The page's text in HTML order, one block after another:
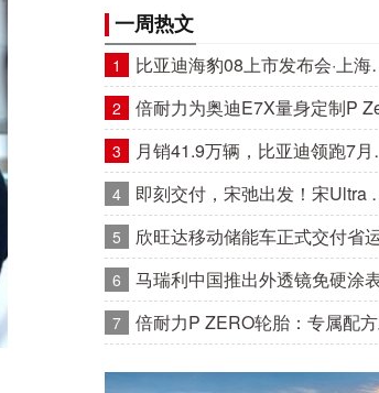
一周热文
1 比亚迪海豹08上市发布会·上
2 倍耐力为奥迪E7X量身定制P
3 月销41.9万辆，比亚迪领跑7
4 即刻交付，宋弛出发！宋Ultra
5 欣旺达移动储能车正式交付省
6 马瑞利中国推出外透镜免硬涂
7 倍耐力P ZERO轮胎：专属配